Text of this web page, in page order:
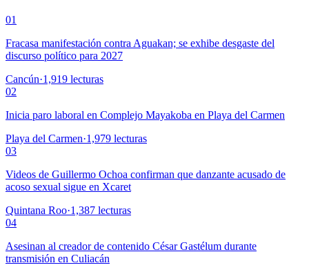
01
Fracasa manifestación contra Aguakan; se exhibe desgaste del
discurso político para 2027
Cancún·1,919 lecturas
02
Inicia paro laboral en Complejo Mayakoba en Playa del Carmen
Playa del Carmen·1,979 lecturas
03
Videos de Guillermo Ochoa confirman que danzante acusado de
acoso sexual sigue en Xcaret
Quintana Roo·1,387 lecturas
04
Asesinan al creador de contenido César Gastélum durante
transmisión en Culiacán